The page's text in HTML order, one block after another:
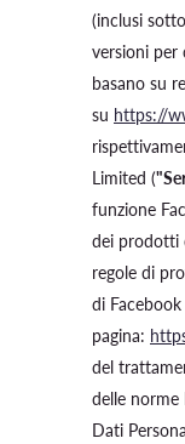
(inclusi
versioni per
basano su
su https://
Limited (
funzione
dei prodotti
regole di
di
pagina:
del
delle norme
Dati